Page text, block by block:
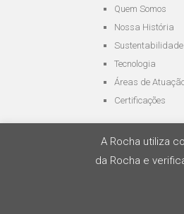
Quem Somos
Nossa História
Sustentabilidade
Tecnologia
Áreas de
Certificações
A Rocha utiliza
da Rocha e